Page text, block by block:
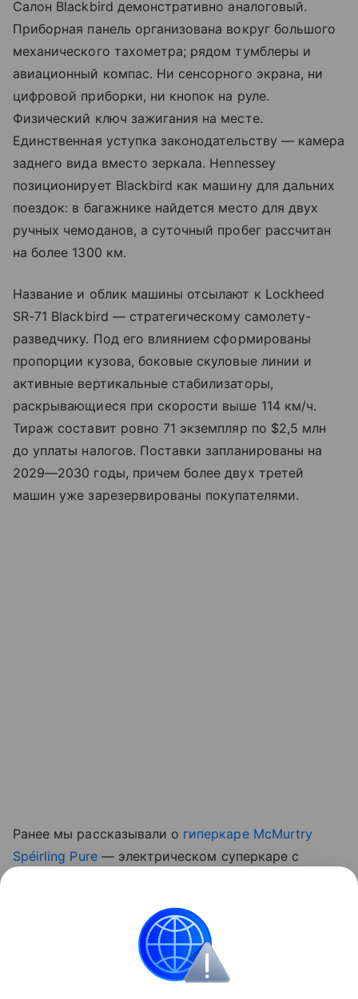
Салон Blackbird демонстративно аналоговый.
Приборная панель организована вокруг большого
механического тахометра; рядом тумблеры и
авиационный компас. Ни сенсорного экрана, ни
цифровой приборки, ни кнопок на руле.
Физический ключ зажигания на месте.
Единственная уступка законодательству — камера
заднего вида вместо зеркала. Hennessey
позиционирует Blackbird как машину для дальних
поездок: в багажнике найдется место для двух
ручных чемоданов, а суточный пробег рассчитан
на более 1300 км.
Название и облик машины отсылают к Lockheed
SR-71 Blackbird — стратегическому самолету-
разведчику. Под его влиянием сформированы
пропорции кузова, боковые скуловые линии и
активные вертикальные стабилизаторы,
раскрывающиеся при скорости выше 114 км/ч.
Тираж составит ровно 71 экземпляр по $2,5 млн
до уплаты налогов. Поставки запланированы на
2029—2030 годы, причем более двух третей
машин уже зарезервированы покупателями.
Ранее мы рассказывали о гиперкаре McMurtry
Spéirling Pure— электрическом суперкаре с